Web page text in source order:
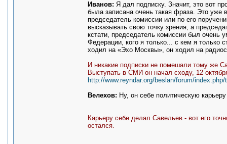
Иванов: Я дал подписку. Значит, это вот
была записана очень такая фраза. Это
председатель комиссии или по его
высказывать свою точку зрения, а
кстати, председатель комиссии был
Федерации, кого я только... с кем я только
ходил на «Эхо Москвы», он ходил на
И никакие подписки не помешали тому же
Выступать в СМИ он начал сходу, 12
http://www.reyndar.org/beslan/forum/
Велехов: Ну, он себе политическую
Карьеру себе делал Савельев - вот его
остался.